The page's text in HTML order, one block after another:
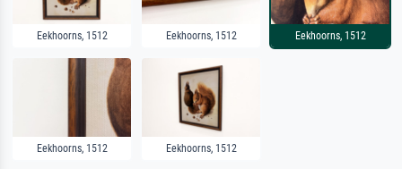
Eekhoorns, 1512 Eekhoorns, 1512 Eekhoorns, 1512
Eekhoorns, 1512 Eekhoorns, 1512